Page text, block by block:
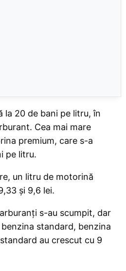
la 20 de bani pe litru, în
Cea mai mare
premium, care s-a
pe litru.
un litru de motorină
și 9,6 lei.
s-au scumpit, dar
standard, benzina
au crescut cu 9